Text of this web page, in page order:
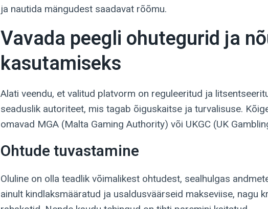
ja nautida mängudest saadavat rõõmu.
Vavada peegli ohutegurid ja
kasutamiseks
Alati veendu, et valitud platvorm on reguleeritud ja
seaduslik autoriteet, mis tagab õiguskaitse ja turvalisuse.
omavad MGA (Malta Gaming Authority) või UKGC (UK
Ohtude tuvastamine
Oluline on olla teadlik võimalikest ohtudest, sealhulgas
ainult kindlaksmääratud ja usaldusväärseid makseviise, nagu